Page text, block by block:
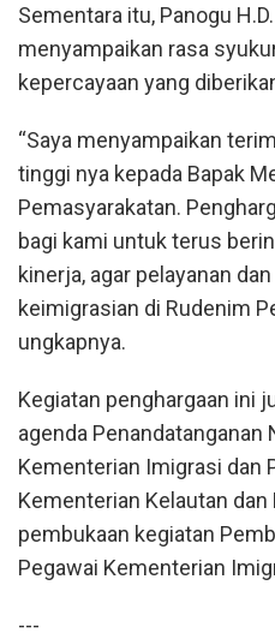
Sementara itu, Panogu
menyampaikan rasa
kepercayaan yang
“Saya menyampaikan
tinggi nya kepada Bapak
Pemasyarakatan.
bagi kami untuk terus
kinerja, agar pelayanan
keimigrasian di Rudenim
ungkapnya.
Kegiatan penghargaan ini
agenda Penandatanganan
Kementerian Imigrasi dan
Kementerian Kelautan dan
pembukaan kegiatan
Pegawai Kementerian
---